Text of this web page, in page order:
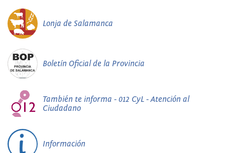
Lonja de Salamanca
Boletín Oficial de la Provincia
También te informa - 012 CyL - Atención al
Ciudadano
Información